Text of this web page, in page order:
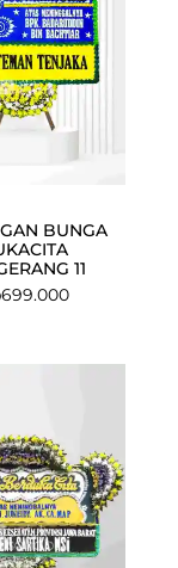
BUNGA
11
699.000